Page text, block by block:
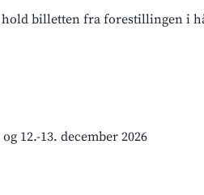
hold billetten fra forestillingen i
12.-13. december 2026